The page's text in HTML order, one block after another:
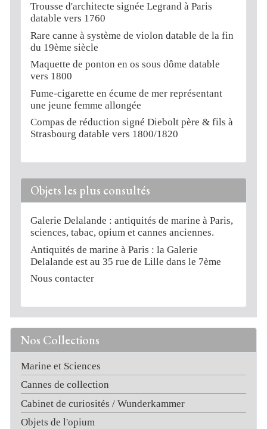
Nos Collections
Marine et Sciences
Cannes de collection
Cabinet de curiosités / Wunderkammer
Objets de l'opium
Trousse d'architecte signée Legrand à Paris
datable vers 1760
Rare canne à système de violon datable de la fin
du 19ème siècle
Maquette de ponton en os sous dôme datable
vers 1800
Fume-cigarette en écume de mer représentant
une jeune femme allongée
Compas de réduction signé Diebolt père & fils à
Strasbourg datable vers 1800/1820
Objets les plus consultés
Galerie Delalande : antiquités de marine à Paris,
sciences, tabac, opium et cannes anciennes.
Antiquités de marine à Paris : la Galerie
Delalande est au 35 rue de Lille dans le 7ème
Nous contacter